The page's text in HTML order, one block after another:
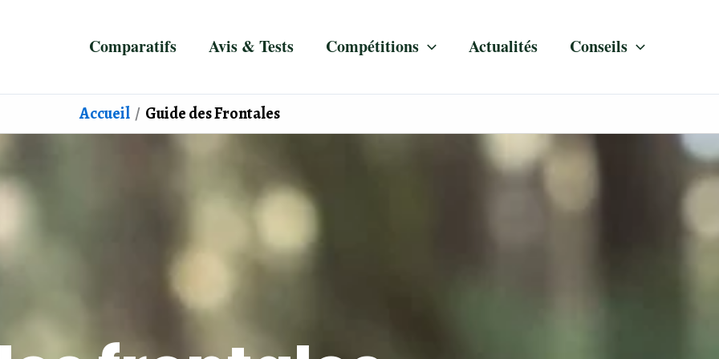
Comparatifs Avis & Tests Compétitions Actualités Conseils
Accueil Guide des Frontales